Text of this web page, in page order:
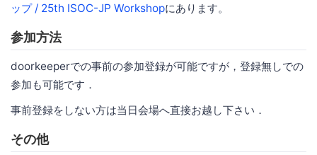
ップ / 25th ISOC-JP Workshopにあります。
参加方法
doorkeeperでの事前の参加登録が可能ですが，登録無しでの
参加も可能です．
事前登録をしない方は当日会場へ直接お越し下さい．
その他